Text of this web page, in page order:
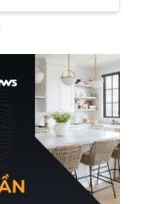
Zealand đang mở ra
gan B hoặc viêm gan C
sẽ không còn bị mặc
định không đáp ứng tiêu
chuẩn sức khỏe chỉ vì
chi phí điều trị khi nộp hồ
sơ xin visa cư trú.